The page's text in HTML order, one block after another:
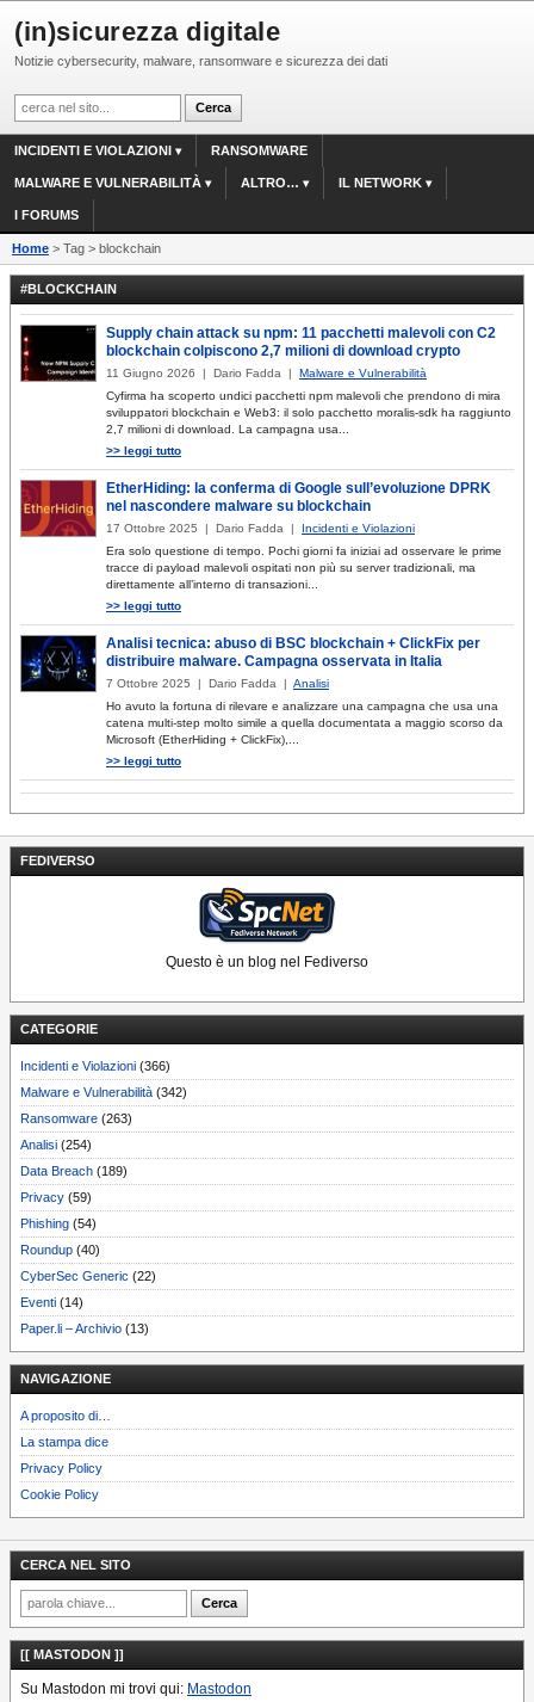
(in)sicurezza digitale
Notizie cybersecurity, malware, ransomware e sicurezza dei dati
INCIDENTI E VIOLAZIONI RANSOMWARE
MALWARE E VULNERABILITÀ ALTRO… IL NETWORK
I FORUMS
Home > Tag > blockchain
FEDIVERSO
Questo è un blog nel Fediverso
CATEGORIE
Incidenti e Violazioni (366)
Malware e Vulnerabilità (342)
Ransomware (263)
Analisi (254)
Data Breach (189)
Privacy (59)
Phishing (54)
Roundup (40)
CyberSec Generic (22)
Eventi (14)
Paper.li – Archivio (13)
NAVIGAZIONE
A proposito di…
La stampa dice
Privacy Policy
Cookie Policy
#BLOCKCHAIN
Supply chain attack su npm: 11 pacchetti malevoli con C2
blockchain colpiscono 2,7 milioni di download crypto
11 Giugno 2026 | Dario Fadda | Malware e Vulnerabilità
Cyfirma ha scoperto undici pacchetti npm malevoli che prendono di mira
sviluppatori blockchain e Web3: il solo pacchetto moralis-sdk ha raggiunto
2,7 milioni di download. La campagna usa...
>> leggi tutto
EtherHiding: la conferma di Google sull’evoluzione DPRK
nel nascondere malware su blockchain
17 Ottobre 2025 | Dario Fadda | Incidenti e Violazioni
Era solo questione di tempo. Pochi giorni fa iniziai ad osservare le prime
tracce di payload malevoli ospitati non più su server tradizionali, ma
direttamente all’interno di transazioni...
>> leggi tutto
Analisi tecnica: abuso di BSC blockchain + ClickFix per
distribuire malware. Campagna osservata in Italia
7 Ottobre 2025 | Dario Fadda | Analisi
Ho avuto la fortuna di rilevare e analizzare una campagna che usa una
catena multi-step molto simile a quella documentata a maggio scorso da
Microsoft (EtherHiding + ClickFix),...
>> leggi tutto
CERCA NEL SITO
[[ MASTODON ]]
Su Mastodon mi trovi qui: Mastodon